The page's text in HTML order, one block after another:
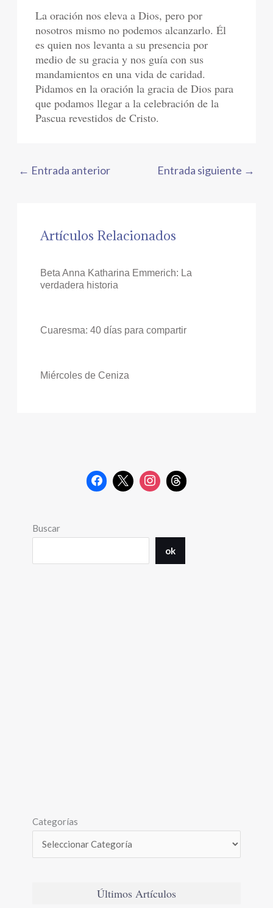
La oración nos eleva a Dios, pero por
nosotros mismo no podemos alcanzarlo. Él
es quien nos levanta a su presencia por
medio de su gracia y nos guía con sus
mandamientos en una vida de caridad.
Pidamos en la oración la gracia de Dios para
que podamos llegar a la celebración de la
Pascua revestidos de Cristo.
← Entrada anterior Entrada siguiente →
Artículos Relacionados
Beta Anna Katharina Emmerich: La
verdadera historia
Cuaresma: 40 días para compartir
Miércoles de Ceniza
Buscar
ok
Categorías
Últimos Artículos